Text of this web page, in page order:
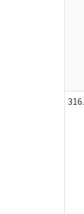
316.